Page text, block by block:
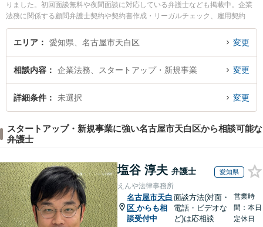
りました。初回面談無料や夜間面談に対応している弁護士なども掲載中。企業
法務に関係する顧問弁護士契約や契約書作成・リーガルチェック、雇用契約
書・就業規則作成等の細かな分野での絞り込み検索もでき便利です。特に野並
駅前法律事務所の田口 博貴弁護士やすぎうら法律事務所の杉浦 太一郎弁護士の
弁護士に相談したい』『スタートアップ・新規事業のトラブル解決の実績豊富
な近くの弁護士を検索したい』『初回相談無料でスタートアップ・新規事業を
法律相談できる名古屋市天白区内の弁護士に相談予約したい』などでお困りの
エリア 愛知県、名古屋市天白区 変更
相談内容 企業法務、スタートアップ・新規事業 変更
詳細条件 未選択 変更
スタートアップ・新規事業に強い名古屋市天白区から相談可能な
弁護士
塩谷 淳夫 弁護士 愛知県
えんや法律事務所
名古屋市天白
区 からも相
談受付中
面談方法(対面・
電話・ビデオな
ど)は応相談
営業時
間：本日
定休日